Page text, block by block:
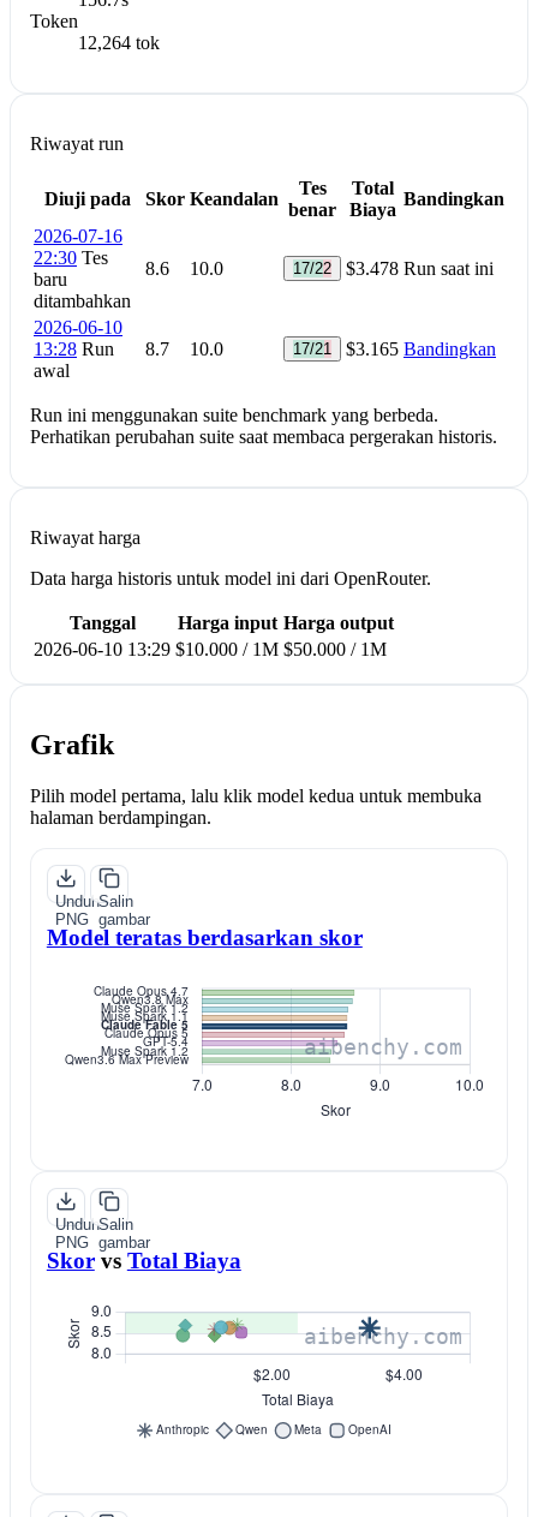
Token
12,264 tok
Riwayat run
Diuji pada Skor Keandalan
Tes
benar
Total
Biaya
Bandingkan
2026-07-16
22:30 Tes
baru
ditambahkan
8.6 10.0 17/22 $3.478 Run saat ini
2026-06-10
13:28 Run
awal
8.7 10.0 17/21 $3.165 Bandingkan
Run ini menggunakan suite benchmark yang berbeda.
Perhatikan perubahan suite saat membaca pergerakan historis.
Riwayat harga
Data harga historis untuk model ini dari OpenRouter.
Tanggal Harga input Harga output
2026-06-10 13:29 $10.000 / 1M $50.000 / 1M
Grafik
Pilih model pertama, lalu klik model kedua untuk membuka
halaman berdampingan.
Unduh
PNG
Salin
gambar
Model teratas berdasarkan skor
Unduh
PNG
Salin
gambar
Skor vs Total Biaya